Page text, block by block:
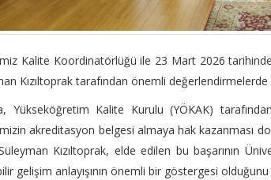
Kalite Koordinatörlüğü ile 23 Mart 2026
Kızıltoprak tarafından önemli
Yükseköğretim Kalite Kurulu (YÖKAK)
akreditasyon belgesi almaya hak kazanması
Kızıltoprak, elde edilen bu başarının
gelişim anlayışının önemli bir göstergesi